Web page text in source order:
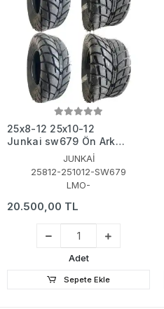
25x8-12 25x10-12
Junkai sw679 Ön Arka
Takım Asfalt Yol Atv Utv
Lastiği
JUNKAİ
25812-251012-SW679
LMO-
20.500,00 TL
Adet
Sepete Ekle